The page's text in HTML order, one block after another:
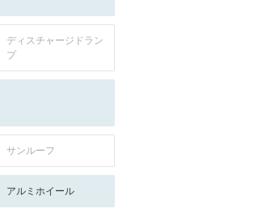
ディスチャージドラン
プ
サンルーフ
アルミホイール